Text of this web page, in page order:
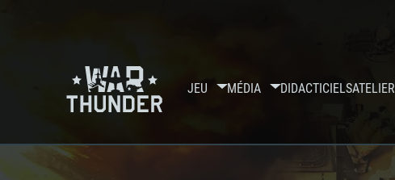
JEU MÉDIA DIDACTICIELSATELIER